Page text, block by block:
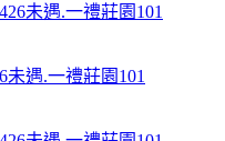
遇.一禮莊園101